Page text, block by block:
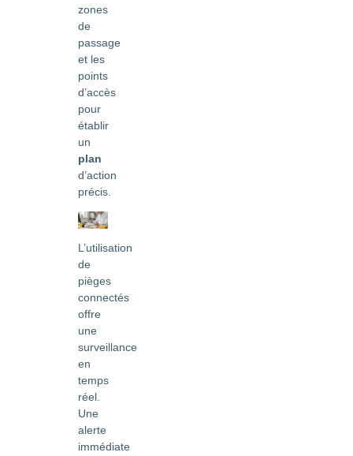
zones
de
passage
et les
points
d’accès
pour
établir
un
plan
d’action
précis.
L’utilisation
de
pièges
connectés
offre
une
surveillance
en
temps
réel.
Une
alerte
immédiate